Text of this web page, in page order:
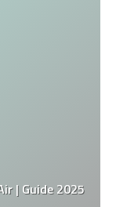
| Guide 2025